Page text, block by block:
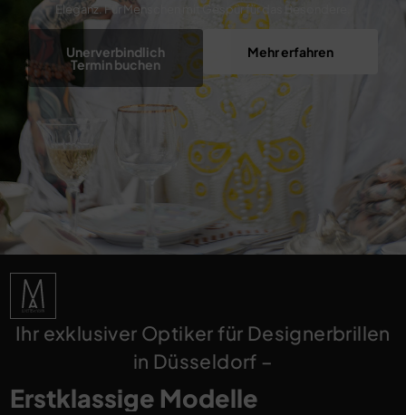
Eleganz. Für Menschen mit Gespür für das Besondere.
Unerverbindlich
Termin buchen
Mehr erfahren
Individuelle Beratung
Ihr exklusiver Optiker für Designerbrillen
in Düsseldorf –